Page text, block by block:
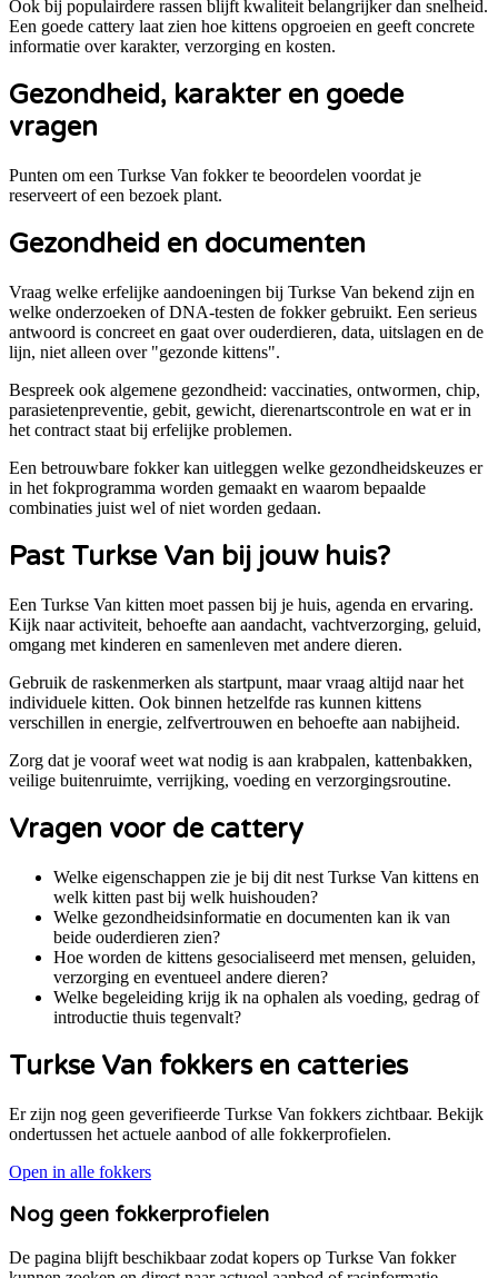
Ook bij populairdere rassen blijft kwaliteit belangrijker dan snelheid.
Een goede cattery laat zien hoe kittens opgroeien en geeft concrete
informatie over karakter, verzorging en kosten.
Gezondheid, karakter en goede
vragen
Punten om een Turkse Van fokker te beoordelen voordat je
reserveert of een bezoek plant.
Gezondheid en documenten
Vraag welke erfelijke aandoeningen bij Turkse Van bekend zijn en
welke onderzoeken of DNA-testen de fokker gebruikt. Een serieus
antwoord is concreet en gaat over ouderdieren, data, uitslagen en de
lijn, niet alleen over "gezonde kittens".
Bespreek ook algemene gezondheid: vaccinaties, ontwormen, chip,
parasietenpreventie, gebit, gewicht, dierenartscontrole en wat er in
het contract staat bij erfelijke problemen.
Een betrouwbare fokker kan uitleggen welke gezondheidskeuzes er
in het fokprogramma worden gemaakt en waarom bepaalde
combinaties juist wel of niet worden gedaan.
Past Turkse Van bij jouw huis?
Een Turkse Van kitten moet passen bij je huis, agenda en ervaring.
Kijk naar activiteit, behoefte aan aandacht, vachtverzorging, geluid,
omgang met kinderen en samenleven met andere dieren.
Gebruik de raskenmerken als startpunt, maar vraag altijd naar het
individuele kitten. Ook binnen hetzelfde ras kunnen kittens
verschillen in energie, zelfvertrouwen en behoefte aan nabijheid.
Zorg dat je vooraf weet wat nodig is aan krabpalen, kattenbakken,
veilige buitenruimte, verrijking, voeding en verzorgingsroutine.
Vragen voor de cattery
Welke eigenschappen zie je bij dit nest Turkse Van kittens en
welk kitten past bij welk huishouden?
Welke gezondheidsinformatie en documenten kan ik van
beide ouderdieren zien?
Hoe worden de kittens gesocialiseerd met mensen, geluiden,
verzorging en eventueel andere dieren?
Welke begeleiding krijg ik na ophalen als voeding, gedrag of
introductie thuis tegenvalt?
Turkse Van fokkers en catteries
Er zijn nog geen geverifieerde Turkse Van fokkers zichtbaar. Bekijk
ondertussen het actuele aanbod of alle fokkerprofielen.
Open in alle fokkers
Nog geen fokkerprofielen
De pagina blijft beschikbaar zodat kopers op Turkse Van fokker